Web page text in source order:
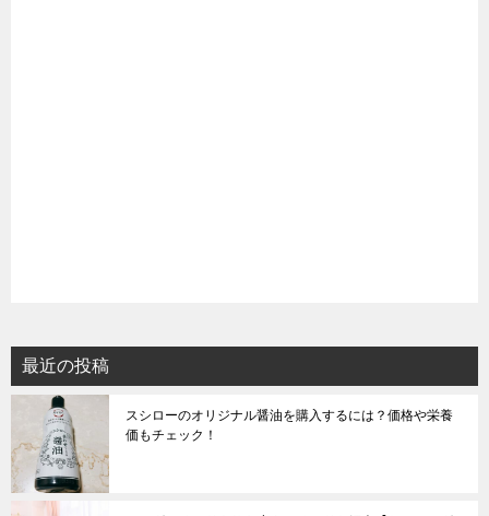
最近の投稿
スシローのオリジナル醤油を購入するには？価格や栄養
価もチェック！